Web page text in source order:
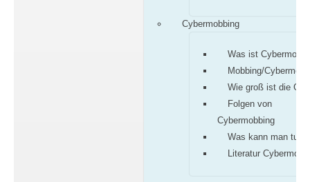
Cybermobbing
Was ist
Mobbing/
Wie groß ist die
Folgen von
Cybermobbing
Was kann man tun?
Literatur